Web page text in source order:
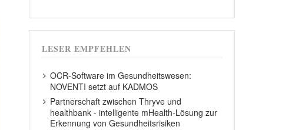
LESER EMPFEHLEN
OCR-Software im Gesundheitswesen:
NOVENTI setzt auf KADMOS
Partnerschaft zwischen Thryve und
healthbank - intelligente mHealth-Lösung zur
Erkennung von Gesundheitsrisiken